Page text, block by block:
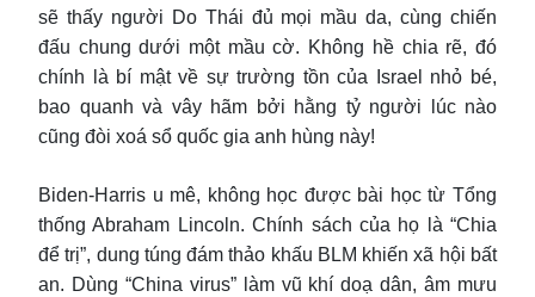
sẽ thấy người Do Thái đủ mọi mầu da, cùng chiến
đấu chung dưới một mầu cờ. Không hề chia rẽ, đó
chính là bí mật về sự trường tồn của Israel nhỏ bé,
bao quanh và vây hãm bởi hằng tỷ người lúc nào
cũng đòi xoá sổ quốc gia anh hùng này!
Biden-Harris u mê, không học được bài học từ Tổng
thống Abraham Lincoln. Chính sách của họ là “Chia
để trị”, dung túng đám thảo khấu BLM khiến xã hội bất
an. Dùng “China virus” làm vũ khí doạ dân, âm mưu